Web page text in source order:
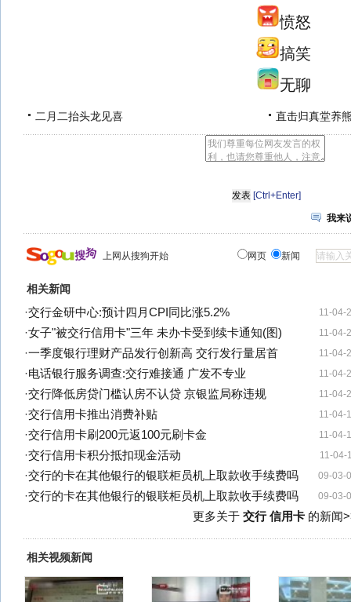
愤怒
搞笑
无聊
二月二抬头龙见喜 直击归真堂养
[Ctrl+Enter]
我来
上网从搜狗开始 网页 新闻
相关新闻
11-04-
·交行金研中心:预计四月CPI同比涨5.2%
11-04-
·女子"被交行信用卡"三年 未办卡受到续卡通知(图)
11-04-
·一季度银行理财产品发行创新高 交行发行量居首
11-04-
·电话银行服务调查:交行难接通 广发不专业
11-04-
·交行降低房贷门槛认房不认贷 京银监局称违规
11-04-
·交行信用卡推出消费补贴
11-04-
·交行信用卡刷200元返100元刷卡金
11-04-
·交行信用卡积分抵扣现金活动
09-03-
·交行的卡在其他银行的银联柜员机上取款收手续费吗
09-03-
·交行的卡在其他银行的银联柜员机上取款收手续费吗
更多关于 交行 信用卡的新闻
相关视频新闻